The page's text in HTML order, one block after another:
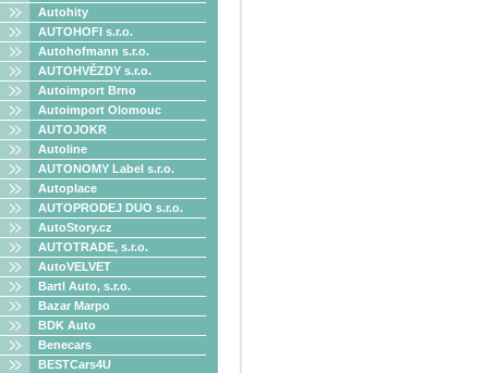
Autohity
AUTOHOFI s.r.o.
Autohofmann s.r.o.
AUTOHVĚZDY s.r.o.
Autoimport Brno
Autoimport Olomouc
AUTOJOKR
Autoline
AUTONOMY Label s.r.o.
Autoplace
AUTOPRODEJ DUO s.r.o.
AutoStory.cz
AUTOTRADE, s.r.o.
AutoVELVET
Bartl Auto, s.r.o.
Bazar Marpo
BDK Auto
Benecars
BESTCars4U